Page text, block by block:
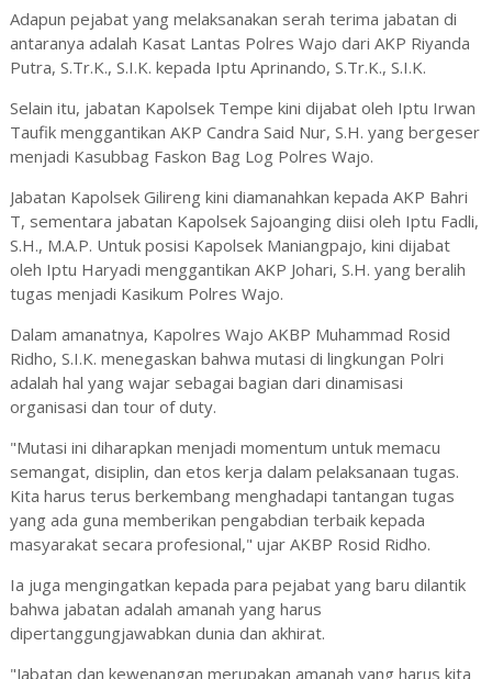
Adapun pejabat yang melaksanakan serah terima jabatan di
antaranya adalah Kasat Lantas Polres Wajo dari AKP Riyanda
Putra, S.Tr.K., S.I.K. kepada Iptu Aprinando, S.Tr.K., S.I.K.
Selain itu, jabatan Kapolsek Tempe kini dijabat oleh Iptu Irwan
Taufik menggantikan AKP Candra Said Nur, S.H. yang bergeser
menjadi Kasubbag Faskon Bag Log Polres Wajo.
Jabatan Kapolsek Gilireng kini diamanahkan kepada AKP Bahri
T, sementara jabatan Kapolsek Sajoanging diisi oleh Iptu Fadli,
S.H., M.A.P. Untuk posisi Kapolsek Maniangpajo, kini dijabat
oleh Iptu Haryadi menggantikan AKP Johari, S.H. yang beralih
tugas menjadi Kasikum Polres Wajo.
Dalam amanatnya, Kapolres Wajo AKBP Muhammad Rosid
Ridho, S.I.K. menegaskan bahwa mutasi di lingkungan Polri
adalah hal yang wajar sebagai bagian dari dinamisasi
organisasi dan tour of duty.
"Mutasi ini diharapkan menjadi momentum untuk memacu
semangat, disiplin, dan etos kerja dalam pelaksanaan tugas.
Kita harus terus berkembang menghadapi tantangan tugas
yang ada guna memberikan pengabdian terbaik kepada
masyarakat secara profesional," ujar AKBP Rosid Ridho.
Ia juga mengingatkan kepada para pejabat yang baru dilantik
bahwa jabatan adalah amanah yang harus
dipertanggungjawabkan dunia dan akhirat.
"Jabatan dan kewenangan merupakan amanah yang harus kita